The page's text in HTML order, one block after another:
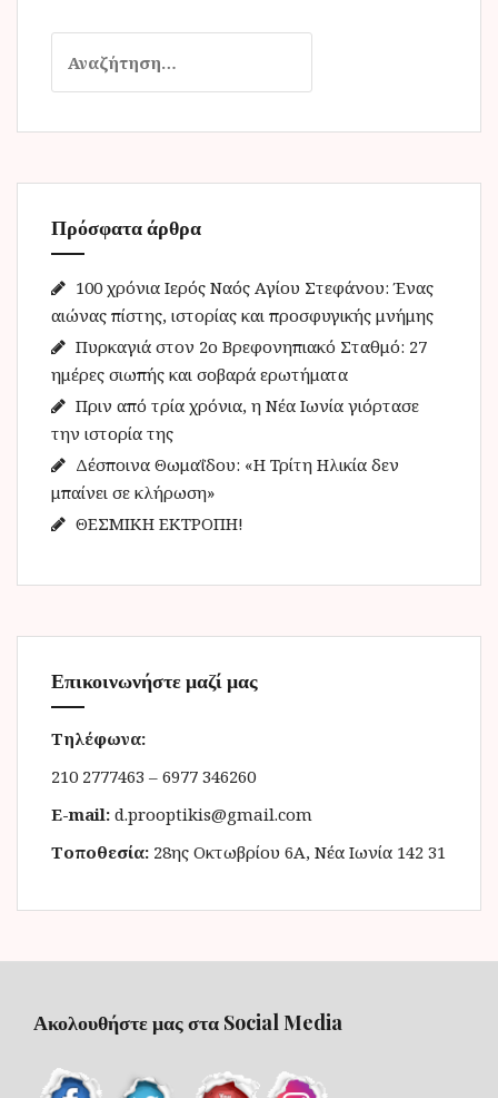
α
ζ
τ
σ
η
γ
ι
α
:
Πρόσφατα άρθρα
100 χρόνια Ιερός Ναός Αγίου Στεφάνου: Ένας
αιώνας πίστης, ιστορίας και προσφυγικής μνήμης
Πυρκαγιά στον 2ο Βρεφονηπιακό Σταθμό: 27
ημέρες σιωπής και σοβαρά ερωτήματα
Πριν από τρία χρόνια, η Νέα Ιωνία γιόρτασε
την ιστορία της
Δέσποινα Θωμαΐδου: «Η Τρίτη Ηλικία δεν
μπαίνει σε κλήρωση»
ΘΕΣΜΙΚΗ ΕΚΤΡΟΠΗ!
Επικοινωνήστε μαζί μας
Τηλέφωνα:
210 2777463 – 6977 346260
E-mail: d.prooptikis@gmail.com
Τοποθεσία: 28ης Οκτωβρίου 6Α, Νέα Ιωνία 142 31
Ακολουθήστε μας στα Social Media